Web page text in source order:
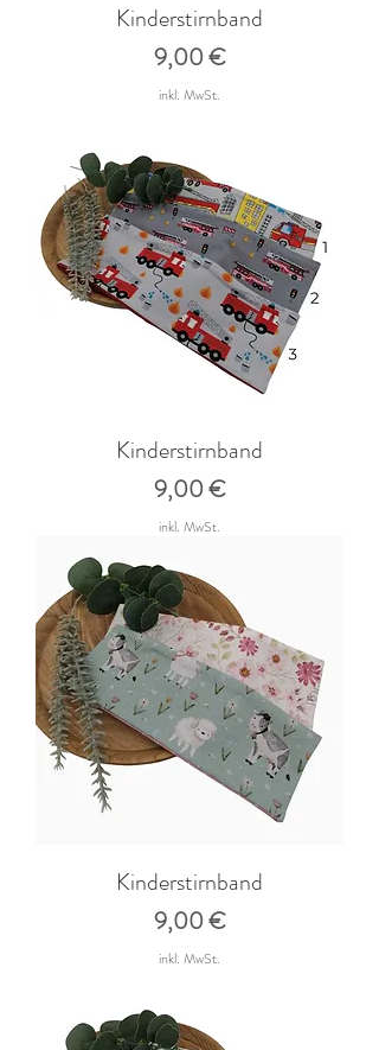
Kinderstirnband
Preis
9,00 €
inkl. MwSt.
Kinderstirnband
Preis
9,00 €
inkl. MwSt.
Kinderstirnband
Preis
9,00 €
inkl. MwSt.